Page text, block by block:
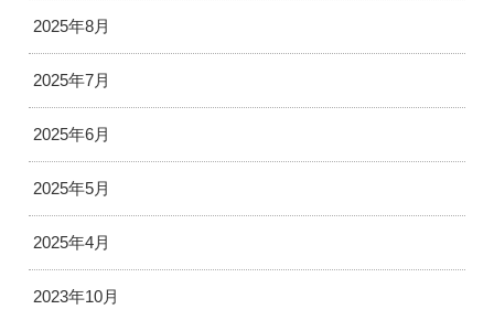
2025年8月
2025年7月
2025年6月
2025年5月
2025年4月
2023年10月